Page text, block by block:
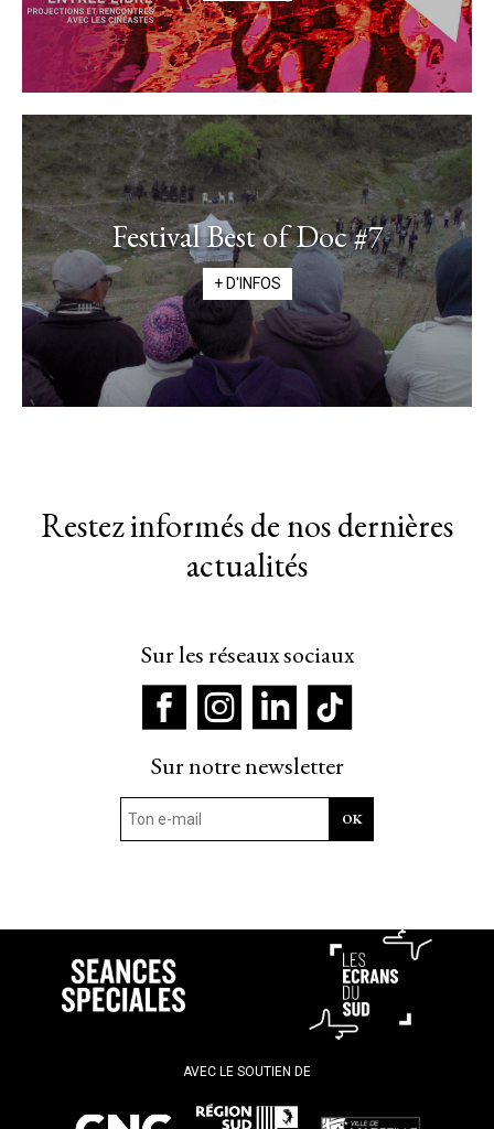
Festival Best of Doc #7
+ D'INFOS
Restez informés de nos dernières
actualités
Sur les réseaux sociaux
Sur notre newsletter
AVEC LE SOUTIEN DE